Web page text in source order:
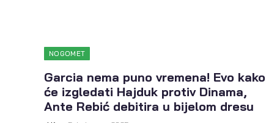
NOGOMET
Garcia nema puno vremena! Evo kako
će izgledati Hajduk protiv Dinama,
Ante Rebić debitira u bijelom dresu